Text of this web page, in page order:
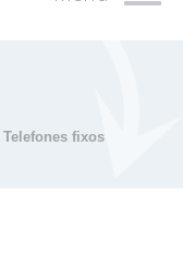
Telefones fixos